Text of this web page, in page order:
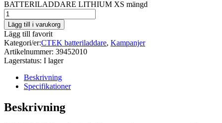
BATTERILADDARE LITHIUM XS mängd
Lägg till i varukorg
Lägg till favorit
Kategori/er:CTEK batteriladdare, Kampanjer
Artikelnummer: 39452010
Lagerstatus: I lager
Beskrivning
Specifikationer
Beskrivning